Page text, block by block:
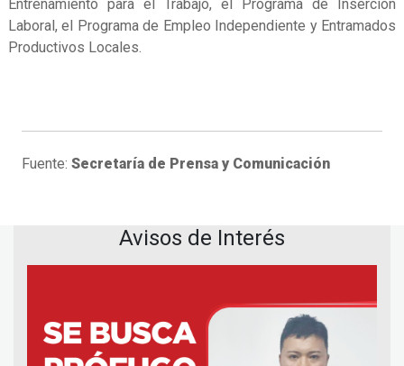
Entrenamiento para el Trabajo, el Programa de Inserción
Laboral, el Programa de Empleo Independiente y Entramados
Productivos Locales.
Fuente: Secretaría de Prensa y Comunicación
Avisos de Interés